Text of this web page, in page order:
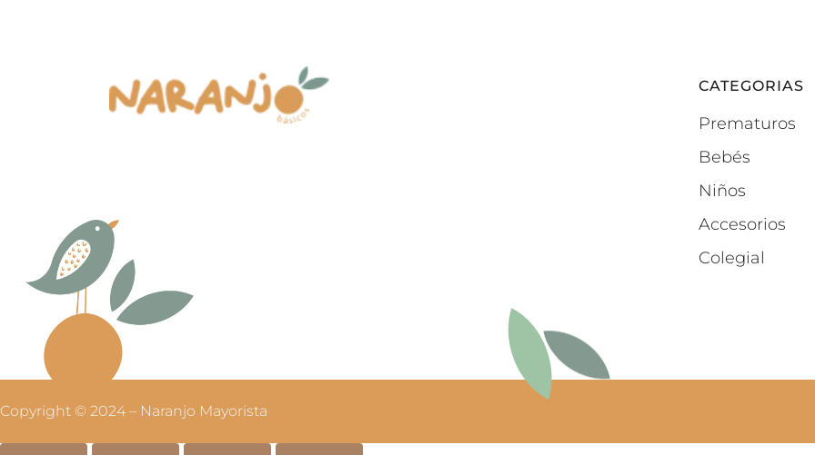
CATEGORIAS
Prematuros
Bebés
Niños
Accesorios
Colegial
Copyright © 2024 – Naranjo Mayorista